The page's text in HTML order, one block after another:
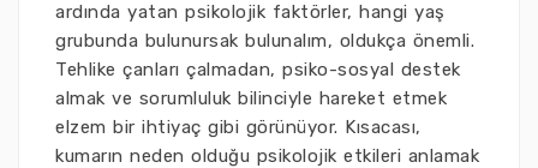
ardında yatan psikolojik faktörler, hangi yaş
grubunda bulunursak bulunalım, oldukça önemli.
Tehlike çanları çalmadan, psiko-sosyal destek
almak ve sorumluluk bilinciyle hareket etmek
elzem bir ihtiyaç gibi görünüyor. Kısacası,
kumarın neden olduğu psikolojik etkileri anlamak